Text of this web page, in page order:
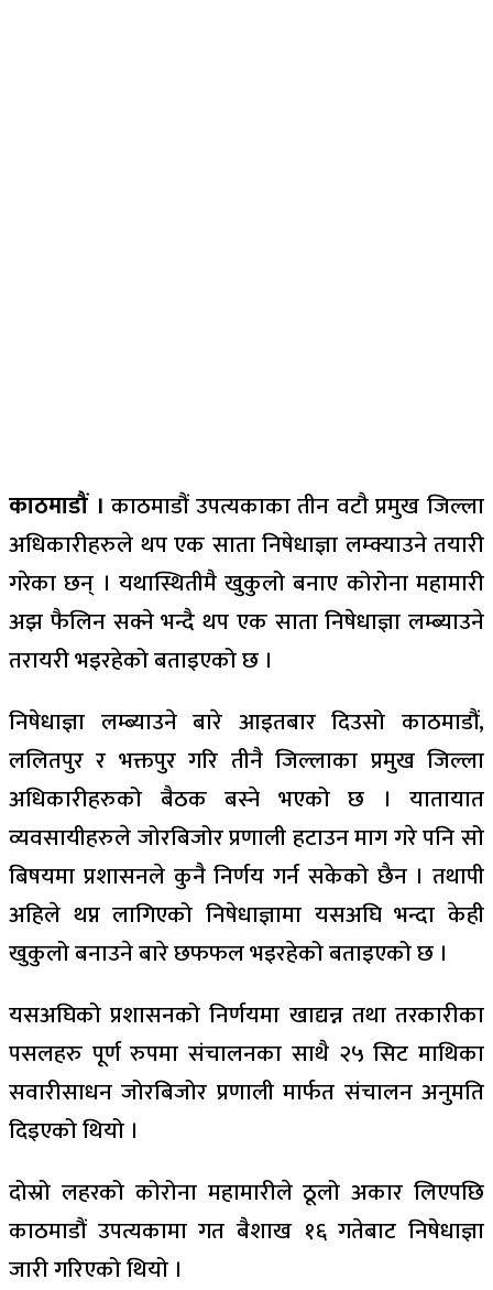
काठमाडौं । काठमाडौं उपत्यकाका तीन वटौ प्रमुख जिल्ला
अधिकारीहरुले थप एक साता निषेधाज्ञा लम्क्याउने तयारी
गरेका छन् । यथास्थितीमै खुकुलो बनाए कोरोना महामारी
अझ फैलिन सक्ने भन्दै थप एक साता निषेधाज्ञा लम्ब्याउने
तरायरी भइरहेको बताइएको छ ।
निषेधाज्ञा लम्ब्याउने बारे आइतबार दिउसो काठमाडौं,
ललितपुर र भक्तपुर गरि तीनै जिल्लाका प्रमुख जिल्ला
अधिकारीहरुको बैठक बस्ने भएको छ । यातायात
व्यवसायीहरुले जोरबिजोर प्रणाली हटाउन माग गरे पनि सो
बिषयमा प्रशासनले कुनै निर्णय गर्न सकेको छैन । तथापी
अहिले थप्न लागिएको निषेधाज्ञामा यसअघि भन्दा केही
खुकुलो बनाउने बारे छफफल भइरहेको बताइएको छ ।
यसअघिको प्रशासनको निर्णयमा खाद्यन्न तथा तरकारीका
पसलहरु पूर्ण रुपमा संचालनका साथै २५ सिट माथिका
सवारीसाधन जोरबिजोर प्रणाली मार्फत संचालन अनुमति
दिइएको थियो ।
दोस्रो लहरको कोरोना महामारीले ठूलो अकार लिएपछि
काठमाडौं उपत्यकामा गत बैशाख १६ गतेबाट निषेधाज्ञा
जारी गरिएको थियो ।